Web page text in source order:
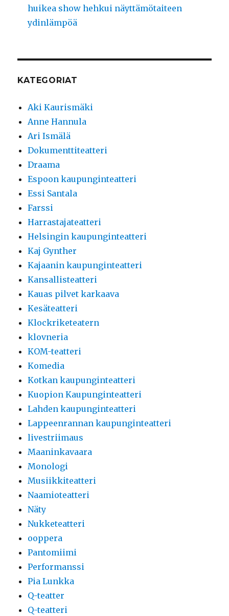
huikea show hehkui näyttämötaiteen
ydinlämpöä
KATEGORIAT
Aki Kaurismäki
Anne Hannula
Ari Ismälä
Dokumenttiteatteri
Draama
Espoon kaupunginteatteri
Essi Santala
Farssi
Harrastajateatteri
Helsingin kaupunginteatteri
Kaj Gynther
Kajaanin kaupunginteatteri
Kansallisteatteri
Kauas pilvet karkaava
Kesäteatteri
Klockriketeatern
klovneria
KOM-teatteri
Komedia
Kotkan kaupunginteatteri
Kuopion Kaupunginteatteri
Lahden kaupunginteatteri
Lappeenrannan kaupunginteatteri
livestriimaus
Maaninkavaara
Monologi
Musiikkiteatteri
Naamioteatteri
Näty
Nukketeatteri
ooppera
Pantomiimi
Performanssi
Pia Lunkka
Q-teatter
Q-teatteri